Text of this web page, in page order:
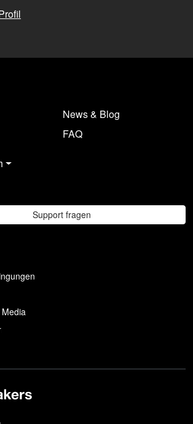
News & Blog
FAQ
Support fragen